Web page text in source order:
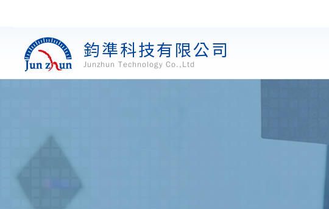
鈞準科技有限公司
Junzhun Technology Co.,Ltd